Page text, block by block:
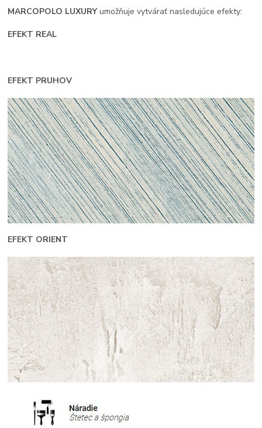
MARCOPOLO LUXURYumožňuje vytvárať nasledujúce efekty:
EFEKT REAL
EFEKT PRUHOV
EFEKT ORIENT